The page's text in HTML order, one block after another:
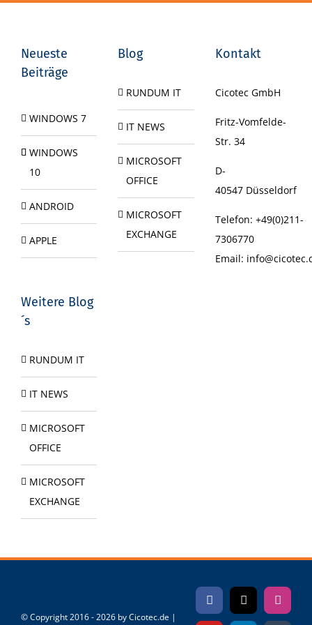
Neueste
Beiträge
WINDOWS 7
WINDOWS
10
ANDROID
APPLE
Weitere Blog
´s
RUNDUM IT
IT NEWS
MICROSOFT
OFFICE
MICROSOFT
EXCHANGE
Blog
RUNDUM IT
IT NEWS
MICROSOFT
OFFICE
MICROSOFT
EXCHANGE
Kontakt
Cicotec GmbH
Fritz-Vomfelde-
Str. 34
D-
40547Düsseldorf
Telefon: +49(0)211-
7306770
Email:
© Copyright 2016 -2026 by Cicotec.de |
Facebook
X